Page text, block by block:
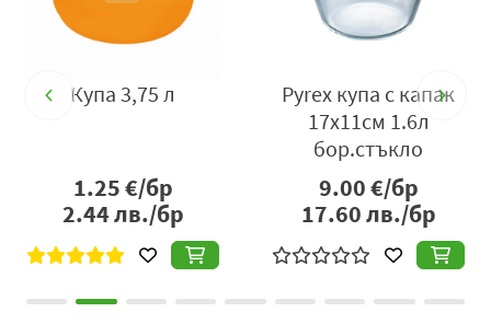
Купа 3,75 л
1.25€/бр
2.44лв./бр
Pyrex купа с капак
17х11см 1.6л
бор.стъкло
9.00€/бр
17.60лв./бр